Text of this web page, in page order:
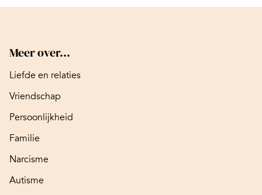
Meer over...
Liefde en relaties
Vriendschap
Persoonlijkheid
Familie
Narcisme
Autisme